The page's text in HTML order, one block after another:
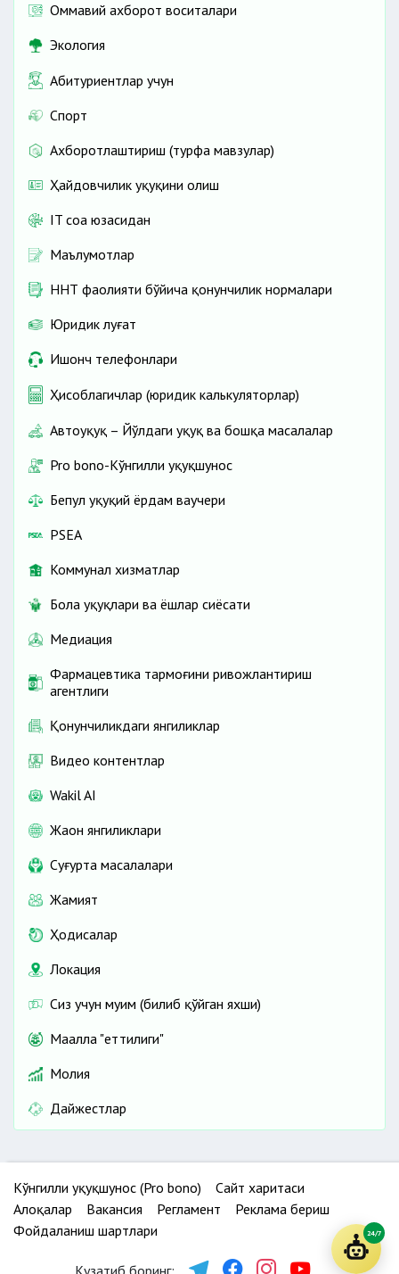
Оммавий ахборот воситалари
Экология
Абитуриентлар учун
Спорт
Ахборотлаштириш (турфа мавзулар)
Ҳайдовчилик ҳуқуқини олиш
IT соҳа юзасидан
Маълумотлар
ННТ фаолияти бўйича қонунчилик нормалари
Юридик луғат
Ишонч телефонлари
Ҳисоблагичлар (юридик калькуляторлар)
Автоҳуқуқ – Йўлдаги ҳуқуқ ва бошқа масалалар
Pro bono-Кўнгилли ҳуқуқшунос
Бепул ҳуқуқий ёрдам ваучери
PSEA
Коммунал хизматлар
Бола ҳуқуқлари ва ёшлар сиёсати
Медиация
Фармацевтика тармоғини ривожлантириш
агентлиги
Қонунчиликдаги янгиликлар
Видео контентлар
Wakil AI
Жаҳон янгиликлари
Cуғурта масалалари
Жамият
Ҳодисалар
Локация
Сиз учун муҳим (билиб қўйган яхши)
Маҳалла "еттилиги"
Молия
Дайжестлар
Кўнгилли ҳуқуқшунос (Pro bono)
Сайт харитаси
Алоқалар
Вакансия Регламент
Реклама бериш
Фойдаланиш шартлари
Кузатиб боринг:
24/7